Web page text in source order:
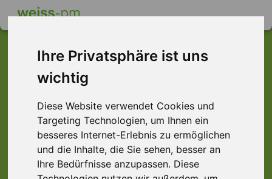
Ihre Privatsphäre ist uns
wichtig
Diese Website verwendet Cookies und
Targeting Technologien, um Ihnen ein
besseres Internet-Erlebnis zu ermöglichen
und die Inhalte, die Sie sehen, besser an
Ihre Bedürfnisse anzupassen. Diese
Dieser Job ist leider
nicht mehr verfügbar ...
... aber vielleicht ist hier etwas dabei: